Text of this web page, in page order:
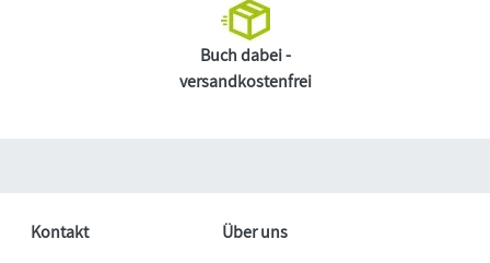
Buch dabei -
versandkostenfrei
Kontakt
Über uns